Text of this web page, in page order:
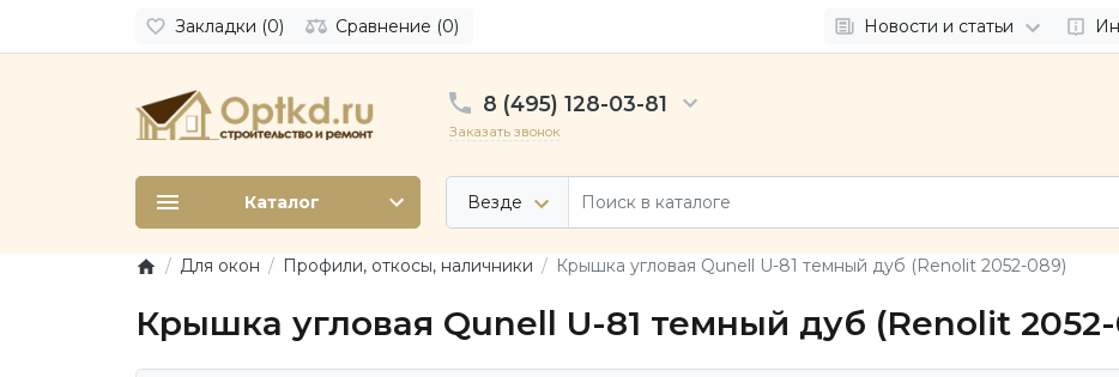
Закладки (0) Сравнение (0) Новости и статьи
8 (495) 128-03-81
Заказать звонок
Везде
Каталог
Для окон Профили, откосы, наличники Крышка угловая Qunell U-81 темный дуб (Renolit 2052-089)
Крышка угловая Qunell U-81 темный дуб (Renolit